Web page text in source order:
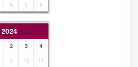
4 5 6
2 3 4
9 10
11